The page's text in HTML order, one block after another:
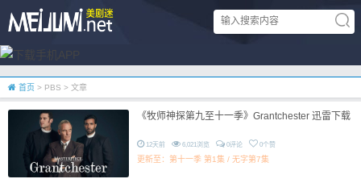
首页 > PBS > 文章
《牧师神探第九至十一季》Grantchester 迅雷下载
12天前 6,021浏览 0评论 0个赞
更新至：第十一季 第1集 / 无字第7集